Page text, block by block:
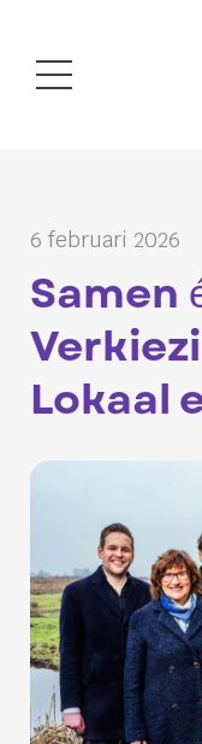
6 februari 2026
Samen
Lokaal